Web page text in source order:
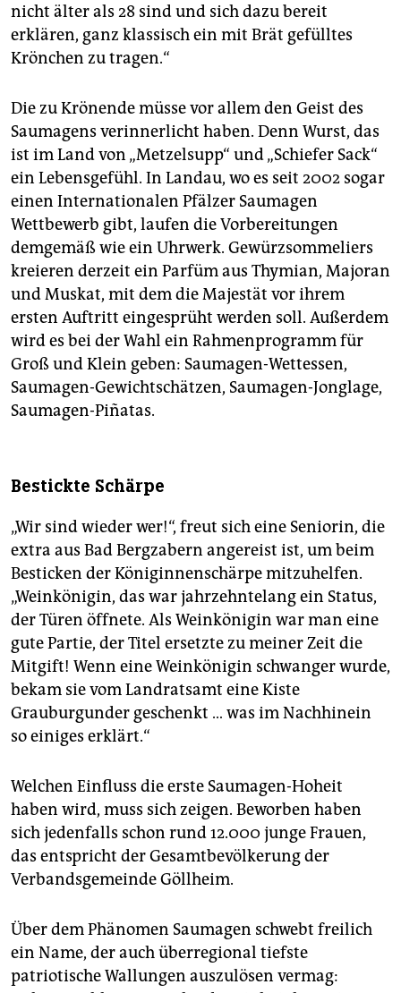
nicht älter als 28 sind und sich dazu bereit
erklären, ganz klassisch ein mit Brät gefülltes
Krönchen zu tragen.“
Die zu Krönende müsse vor allem den Geist des
Saumagens verinnerlicht haben. Denn Wurst, das
ist im Land von „Metzelsupp“ und „Schiefer Sack“
ein Lebensgefühl. In Landau, wo es seit 2002 sogar
einen Internationalen Pfälzer Saumagen
Wettbewerb gibt, laufen die Vorbereitungen
demgemäß wie ein Uhrwerk. Gewürzsommeliers
kreieren derzeit ein Parfüm aus Thymian, Majoran
und Muskat, mit dem die Majestät vor ihrem
ersten Auftritt eingesprüht werden soll. Außerdem
wird es bei der Wahl ein Rahmenprogramm für
Groß und Klein geben: Saumagen-Wettessen,
Saumagen-Gewichtschätzen, Saumagen-Jonglage,
Saumagen-Piñatas.
Bestickte Schärpe
„Wir sind wieder wer!“, freut sich eine Seniorin, die
extra aus Bad Bergzabern angereist ist, um beim
Besticken der Königinnenschärpe mitzuhelfen.
„Weinkönigin, das war jahrzehntelang ein Status,
der Türen öffnete. Als Weinkönigin war man eine
gute Partie, der Titel ersetzte zu meiner Zeit die
Mitgift! Wenn eine Weinkönigin schwanger wurde,
bekam sie vom Landratsamt eine Kiste
Grauburgunder geschenkt … was im Nachhinein
so einiges erklärt.“
Welchen Einfluss die erste Saumagen-Hoheit
haben wird, muss sich zeigen. Beworben haben
sich jedenfalls schon rund 12.000 junge Frauen,
das entspricht der Gesamtbevölkerung der
Verbandsgemeinde Göllheim.
Über dem Phänomen Saumagen schwebt freilich
ein Name, der auch überregional tiefste
patriotische Wallungen auszulösen vermag: